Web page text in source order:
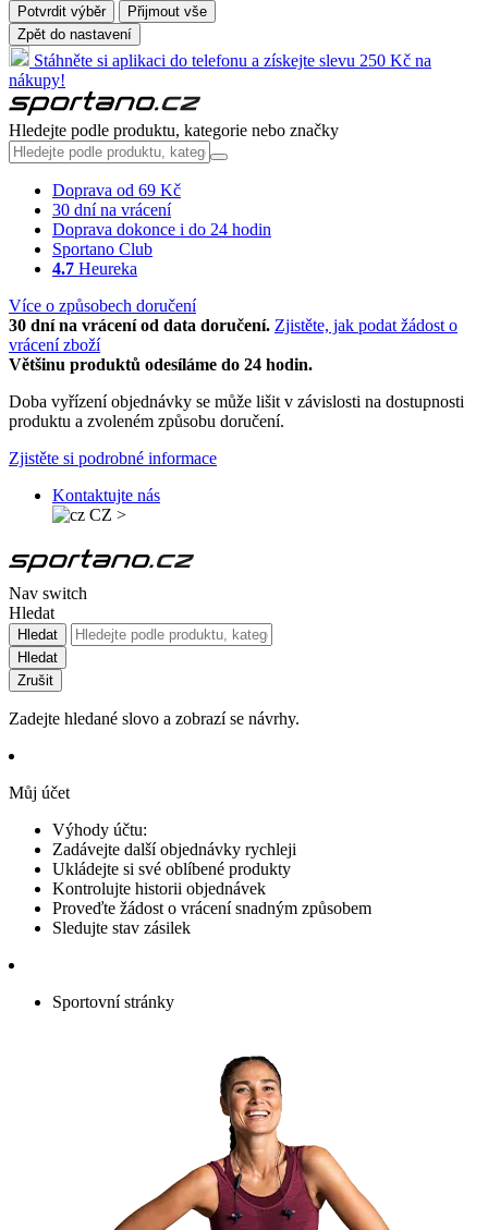
Potvrdit výběr
Přijmout vše
Zpět do nastavení
Stáhněte si aplikaci do telefonu a získejte slevu 250 Kč na
nákupy!
Hledejte podle produktu, kategorie nebo značky
Doprava od 69 Kč
30 dní na vrácení
Doprava dokonce i do 24 hodin
Sportano Club
4.7 Heureka
Více o způsobech doručení
30 dní na vrácení od data doručení. Zjistěte, jak podat žádost o
vrácení zboží
Většinu produktů odesíláme do 24 hodin.
Doba vyřízení objednávky se může lišit v závislosti na dostupnosti
produktu a zvoleném způsobu doručení.
Zjistěte si podrobné informace
Kontaktujte nás
CZ >
Nav switch
Hledat
Hledat
Hledat
Zrušit
Zadejte hledané slovo a zobrazí se návrhy.
Můj účet
Výhody účtu:
Zadávejte další objednávky rychleji
Ukládejte si své oblíbené produkty
Kontrolujte historii objednávek
Proveďte žádost o vrácení snadným způsobem
Sledujte stav zásilek
Sportovní stránky